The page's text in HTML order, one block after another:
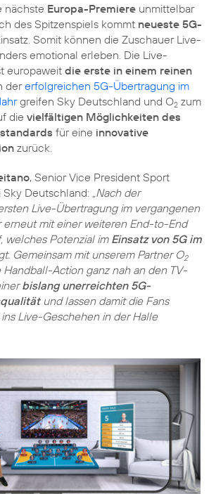
nächste Europa-Premiere unmittelbar
des Spitzenspiels kommt neueste 5G-
Somit können die Zuschauer Live-
emotional erleben. Die Live-
europaweit die erste in einem reinen
dererfolgreichen 5G-Übertragung im
greifen Sky Deutschland und O2 zum
die vielfältigen Möglichkeiten des
für eine innovative
zurück.
, Senior Vice President Sport
Deutschland: „Nach der
Live-Übertragung im vergangenen
erneut mit einer weiteren End-to-End
welches Potenzial im Einsatz von 5G im
Gemeinsam mit unserem Partner O2
Handball-Action ganz nah an den TV-
bislang unerreichten 5G-
und lassen damit die Fans
Live-Geschehen in der Halle